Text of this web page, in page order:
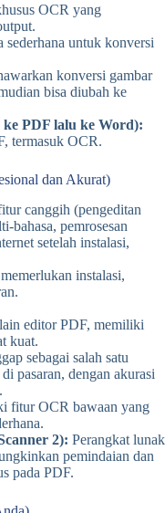
OCR yang
sederhana untuk konversi
konversi gambar
bisa diubah ke
PDF lalu ke Word):
termasuk OCR.
dan Akurat)
canggih (pengeditan
bahasa, pemrosesan
setelah instalasi,
instalasi,
editor PDF, memiliki
kuat.
sebagai salah satu
pasaran, dengan akurasi
fitur OCR bawaan yang
2): Perangkat lunak
pemindaian dan
pada PDF.